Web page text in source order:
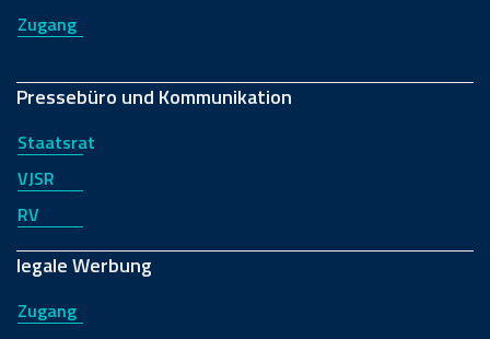
Zugang
Pressebüro und Kommunikation
Staatsrat
VJSR
RV
legale Werbung
Zugang